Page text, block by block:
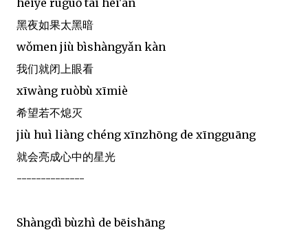
hēiyè rúguǒ tài hēi'àn
黑夜如果太黑暗
wǒmen jiù bìshàngyǎn kàn
我们就闭上眼看
xīwàng ruòbù xīmiè
希望若不熄灭
jiù huì liàng chéng xīnzhōng de xīngguāng
就会亮成心中的星光
--------------
Shàngdì bùzhì de bēishāng